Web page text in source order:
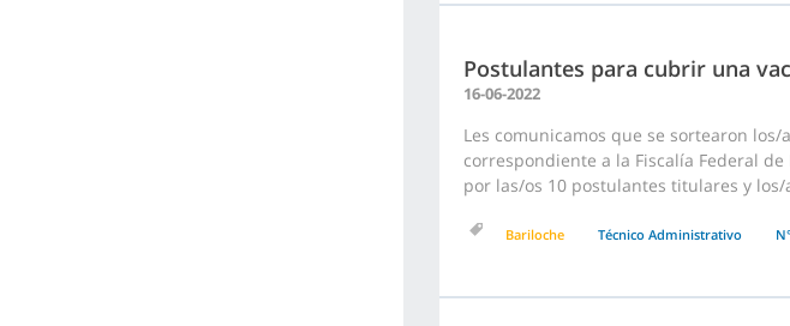
Postulantes para cubrir una
16-06-2022
Les comunicamos que se sortearon
correspondiente a la Fiscalía Federal
por las/os 10 postulantes titulares y
Bariloche Técnico Administrativo